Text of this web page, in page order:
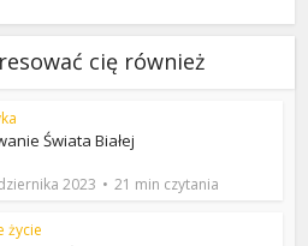
cię również
Świata Białej
2023 21 min czytania
życie